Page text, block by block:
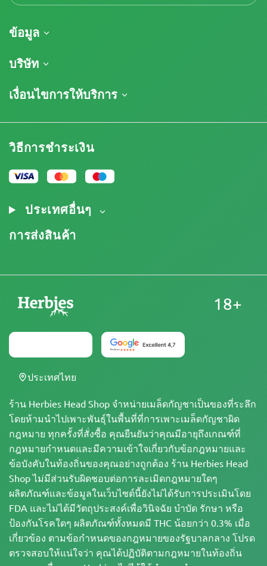
ข้อมูล
การจัดส่งสินค้า
นโยบายการคืนสินค้า
โปรโมชั่น
บริษัท
เกี่ยวกับเรา
บทวิจารณ์
โปรแกรมพันธมิตรกัญชา
แผนผังเว็บไซต์
เงื่อนไขการให้บริการ
ข้อกำหนดและเงื่อนไข
การปฏิเสธความรับผิดโดยข้อจำกัดความรับผิดชอบ
นโยบายความเป็นส่วนตัว
นโยบายการใช้คุกกี้
วิธีการชำระเงิน
ประเทศอื่นๆ
การส่งสินค้า
ร้าน Herbies Head Shop จำหน่ายเมล็ดกัญชาเป็นของที่ระลึก
โดยห้ามนำไปเพาะพันธุ์ในพื้นที่ที่การเพาะเมล็ดกัญชาผิด
กฎหมาย ทุกครั้งที่สั่งซื้อ คุณยืนยันว่าคุณมีอายุถึงเกณฑ์ที่
กฎหมายกำหนดและมีความเข้าใจเกี่ยวกับข้อกฎหมายและ
ข้อบังคับในท้องถิ่นของคุณอย่างถูกต้อง ร้าน Herbies Head
Shop ไม่มีส่วนรับผิดชอบต่อการละเมิดกฎหมายใดๆ
ผลิตภัณฑ์และข้อมูลในเว็บไซต์นี้ยังไม่ได้รับการประเมินโดย
FDA และไม่ได้มีวัตถุประสงค์เพื่อวินิจฉัย บำบัด รักษา หรือ
ป้องกันโรคใดๆ ผลิตภัณฑ์ทั้งหมดมี THC น้อยกว่า 0.3% เมื่อ
เกี่ยวข้อง ตามข้อกำหนดของกฎหมายของรัฐบาลกลาง โปรด
ตรวจสอบให้แน่ใจว่า คุณได้ปฏิบัติตามกฎหมายในท้องถิ่น
18+
ประเทศไทย